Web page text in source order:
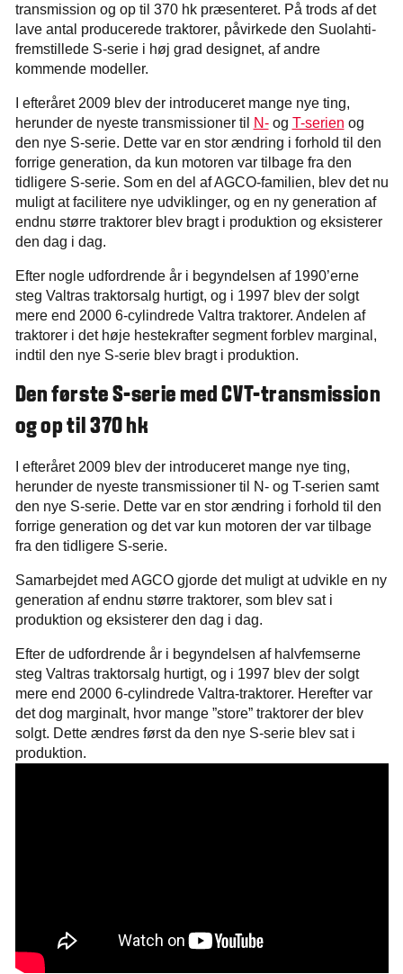
transmission og op til 370 hk præsenteret. På trods af det
lave antal producerede traktorer, påvirkede den Suolahti-
fremstillede S-serie i høj grad designet, af andre
kommende modeller.
I efteråret 2009 blev der introduceret mange nye ting,
herunder de nyeste transmissioner til
N-og T-serien og
den nye S-serie. Dette var en stor ændring i forhold til den
forrige generation, da kun motoren var tilbage fra den
tidligere S-serie. Som en del af AGCO-familien, blev det nu
muligt at facilitere nye udviklinger, og en ny generation af
endnu større traktorer blev bragt i produktion og eksisterer
den dag i dag.
Efter nogle udfordrende år i begyndelsen af 1990’erne
steg Valtras traktorsalg hurtigt, og i 1997 blev der solgt
mere end 2000 6-cylindrede Valtra traktorer. Andelen af
traktorer i det høje hestekrafter segment forblev marginal,
indtil den nye S-serie blev bragt i produktion.
Den første S-serie med CVT-transmission
og op til 370 hk
I efteråret 2009 blev der introduceret mange nye ting,
herunder de nyeste transmissioner til N- og T-serien samt
den nye S-serie. Dette var en stor ændring i forhold til den
forrige generation og det var kun motoren der var tilbage
fra den tidligere S-serie.
Samarbejdet med AGCO gjorde det muligt at udvikle en ny
generation af endnu større traktorer, som blev sat i
produktion og eksisterer den dag i dag.
Efter de udfordrende år i begyndelsen af halvfemserne
steg Valtras traktorsalg hurtigt, og i 1997 blev der solgt
mere end 2000 6-cylindrede Valtra-traktorer. Herefter var
det dog marginalt, hvor mange ”store” traktorer der blev
solgt. Dette ændres først da den nye S-serie blev sat i
produktion.